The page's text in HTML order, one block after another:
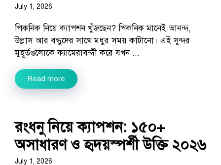
July 1, 2026
পিকনিক নিয়ে ক্যাপশন খুঁজছেন? পিকনিক মানেই আনন্দ,
উল্লাস আর বন্ধুদের সাথে মধুর সময় কাটানো। এই সুন্দর
মুহূর্তগুলোকে ক্যামেরাবন্দী করে যখন ...
Read more
রংধনু নিয়ে ক্যাপশন: ১৫০+
অসাধারণ ও হৃদয়স্পর্শী উক্তি ২০২৬
July 1, 2026